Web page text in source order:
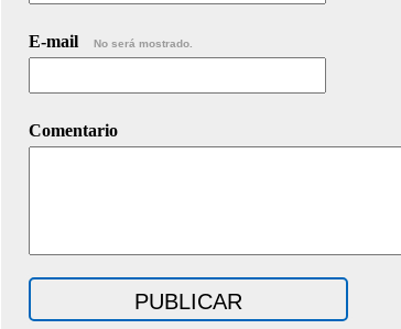
E-mail No será mostrado.
Comentario